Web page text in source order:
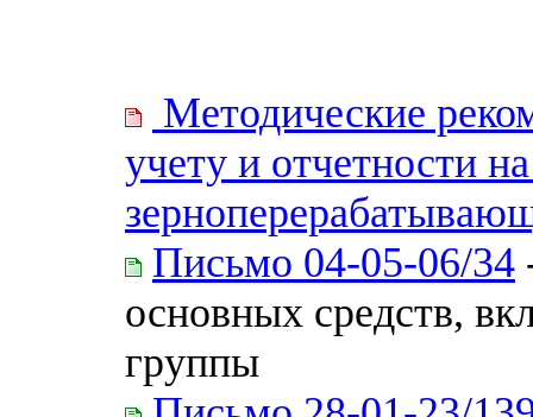
Методические
учету и отчетности
Письмо 04-05-06/34
основных средств,
группы